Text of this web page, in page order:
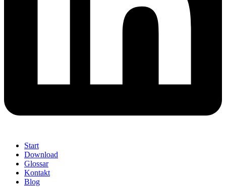
Start
Download
Glossar
Kontakt
Blog